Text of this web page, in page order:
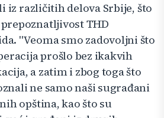
iz različitih delova Srbije, što
THD
"Veoma smo zadovoljni što
prošlo bez ikakvih
a zatim i zbog toga što
ne samo naši sugrađani
opština, kao što su